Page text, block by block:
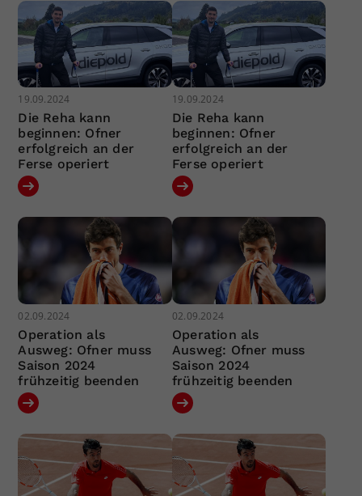
19.09.2024
Die Reha kann
beginnen: Ofner
erfolgreich an der
Ferse operiert
19.09.2024
Die Reha kann
beginnen: Ofner
erfolgreich an der
Ferse operiert
02.09.2024
Operation als
Ausweg: Ofner muss
Saison 2024
frühzeitig beenden
02.09.2024
Operation als
Ausweg: Ofner muss
Saison 2024
frühzeitig beenden